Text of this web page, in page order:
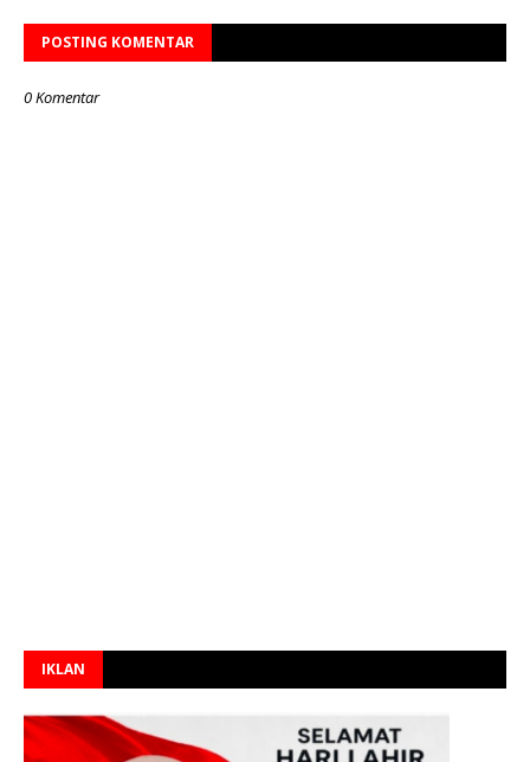
POSTING KOMENTAR
0 Komentar
IKLAN